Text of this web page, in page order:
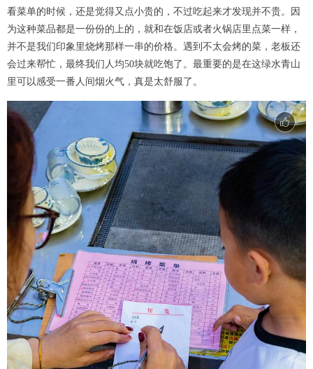
看菜单的时候，还是觉得又点小贵的，不过吃起来才发现并不贵。因
为这种菜品都是一份份的上的，就和在饭店或者火锅店里点菜一样，
并不是我们印象里烧烤那样一串的价格。遇到不太会烤的菜，老板还
会过来帮忙，最终我们人均50块就吃饱了。最重要的是在这绿水青山
里可以感受一番人间烟火气，真是太舒服了。